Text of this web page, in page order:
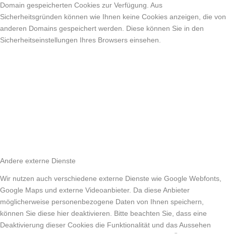
Domain gespeicherten Cookies zur Verfügung. Aus
Sicherheitsgründen können wie Ihnen keine Cookies anzeigen, die von
anderen Domains gespeichert werden. Diese können Sie in den
Sicherheitseinstellungen Ihres Browsers einsehen.
Andere externe Dienste
Wir nutzen auch verschiedene externe Dienste wie Google Webfonts,
Google Maps und externe Videoanbieter. Da diese Anbieter
möglicherweise personenbezogene Daten von Ihnen speichern,
können Sie diese hier deaktivieren. Bitte beachten Sie, dass eine
Deaktivierung dieser Cookies die Funktionalität und das Aussehen